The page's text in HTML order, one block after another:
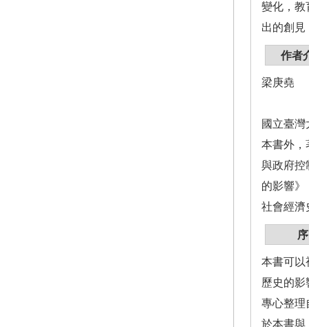
變化，教
出的創見
作者
梁庚堯
國立臺
本書外，
與政府控
的影響》
社會經濟
序
本書可以
歷史的影
專心整理
於本書與